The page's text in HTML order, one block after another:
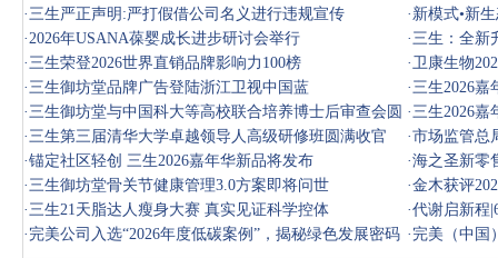
·三生严正声明:严打假借公司名义进行违规宣传 · 新模式•新
·2026年USANA葆婴成长进步研讨会举行 ·三生：全新
·三生荣登2026世界直销品牌影响力100榜 ·卫康生物
议召开
·三生御坊堂品牌广告登陆浙江卫视中国蓝 ·三生2026嘉
·三生御坊堂与中国科大等高校联合培养博士后审查会圆
满落幕
·三生2026嘉
·三生第三届清华大学卓越领导人高级研修班圆满收官 ·市场监管总
·锚定社区轻创 三生2026嘉年华新品将发布 ·海之圣新零
·三生御坊堂骨关节健康管理3.0方案即将问世 ·金木获评
·三生21天脂达人瘦身大赛 真实见证科学控体 ·代谢启新程
· 完美公司入选“2026年度低碳案例”，揭秘绿色发展密码 · 完美（中国